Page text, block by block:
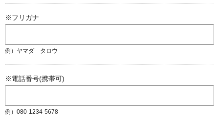
※フリガナ
例）ヤマダ タロウ
※電話番号(携帯可)
例）080-1234-5678